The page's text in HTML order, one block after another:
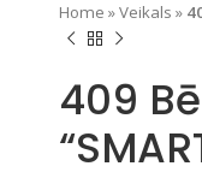
Home »Veikals »
409